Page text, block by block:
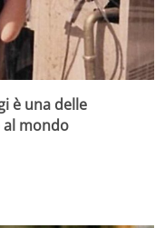
è una delle
al mondo